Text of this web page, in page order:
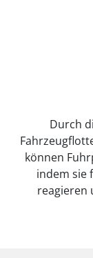
Durch
können
indem sie
reagieren